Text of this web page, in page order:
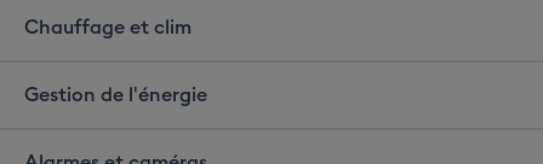
Chauffage et clim
Gestion de l'énergie